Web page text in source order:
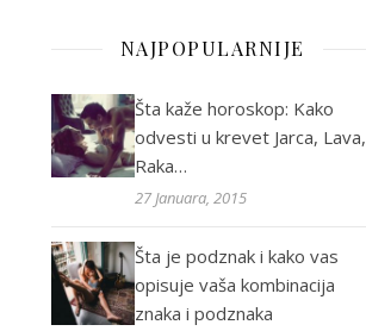
NAJPOPULARNIJE
Šta kaže horoskop: Kako
odvesti u krevet Jarca, Lava,
Raka…
27 Januara, 2015
Šta je podznak i kako vas
opisuje vaša kombinacija
znaka i podznaka